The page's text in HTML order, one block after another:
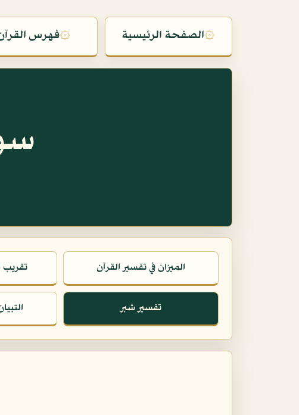
۞الصفحة الرئيسية ۞فهرس
الميزان في تفسير القرآن تقريب
تفسير شبر